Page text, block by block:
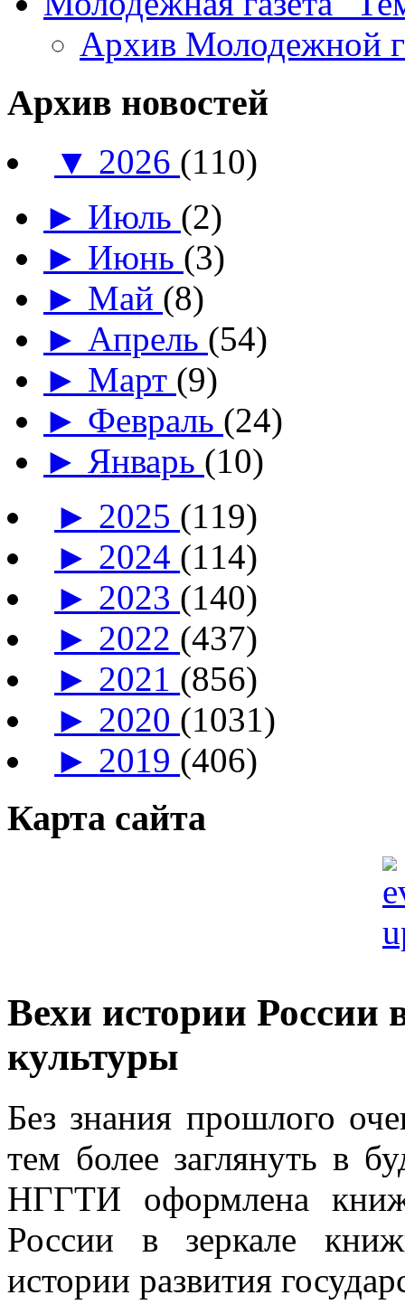
Архив Молодежной
Архив новостей
▼ 2026 (110)
► Июль (2)
► Июнь (3)
► Май (8)
► Апрель (54)
► Март (9)
► Февраль (24)
► Январь (10)
► 2025 (119)
► 2024 (114)
► 2023 (140)
► 2022 (437)
► 2021 (856)
► 2020 (1031)
► 2019 (406)
Карта сайта
Вехи истории России
культуры
Без знания прошлого
тем более заглянуть в
НГГТИ оформлена
России в зеркале
истории развития